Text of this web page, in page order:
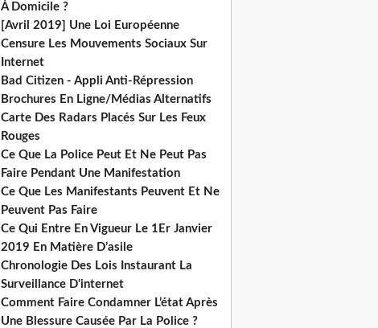
À Domicile ?
[Avril 2019] Une Loi Européenne
Censure Les Mouvements Sociaux Sur
Internet
Bad Citizen - Appli Anti-Répression
Brochures En Ligne/Médias Alternatifs
Carte Des Radars Placés Sur Les Feux
Rouges
Ce Que La Police Peut Et Ne Peut Pas
Faire Pendant Une Manifestation
Ce Que Les Manifestants Peuvent Et Ne
Peuvent Pas Faire
Ce Qui Entre En Vigueur Le 1Er Janvier
2019 En Matière D’asile
Chronologie Des Lois Instaurant La
Surveillance D'internet
Comment Faire Condamner L’état Après
Une Blessure Causée Par La Police ?